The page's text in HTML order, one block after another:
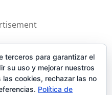
terceros para garantizar el
su uso y mejorar nuestros
cookies, rechazar las no
Política de